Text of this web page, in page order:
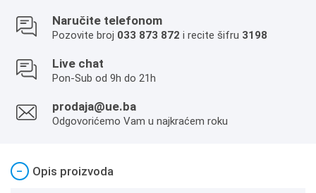
Naručite telefonom
Pozovite broj 033 873 872 i recite šifru 3198
Live chat
Pon-Sub od 9h do 21h
prodaja@ue.ba
Odgovorićemo Vam u najkraćem roku
− Opis proizvoda